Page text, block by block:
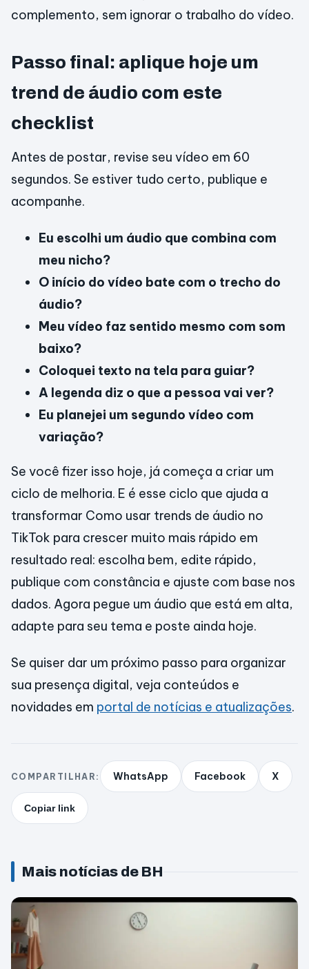
complemento, sem ignorar o trabalho do vídeo.
Passo final: aplique hoje um
trend de áudio com este
checklist
Antes de postar, revise seu vídeo em 60
segundos. Se estiver tudo certo, publique e
acompanhe.
Eu escolhi um áudio que combina com
meu nicho?
O início do vídeo bate com o trecho do
áudio?
Meu vídeo faz sentido mesmo com som
baixo?
Coloquei texto na tela para guiar?
A legenda diz o que a pessoa vai ver?
Eu planejei um segundo vídeo com
variação?
Se você fizer isso hoje, já começa a criar um
ciclo de melhoria. E é esse ciclo que ajuda a
transformar Como usar trends de áudio no
TikTok para crescer muito mais rápido em
resultado real: escolha bem, edite rápido,
publique com constância e ajuste com base nos
dados. Agora pegue um áudio que está em alta,
adapte para seu tema e poste ainda hoje.
Se quiser dar um próximo passo para organizar
sua presença digital, veja conteúdos e
novidades em portal de notícias e atualizações.
COMPARTILHAR: WhatsApp Facebook X
Copiar link
Mais notícias de BH